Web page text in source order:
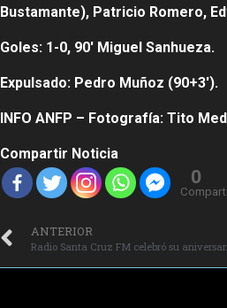
Bustamante), Patricio Romero,
Goles: 1-0, 90′ Miguel Sanhueza.
Expulsado: Pedro Muñoz (90+3′).
INFO ANFP – Fotografía: Tito
Compartir Noticia
0
ANTERIOR
Radio Santa Cruz FM celebró su